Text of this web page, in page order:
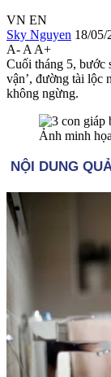
VN EN
Sky Nguyen 18/05/
A- A A+
Cuối tháng 5, bước
vận’, đường tài lộc
không ngừng.
Ảnh minh họa